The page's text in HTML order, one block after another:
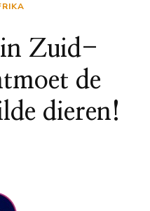
Zuid-
de
dieren!